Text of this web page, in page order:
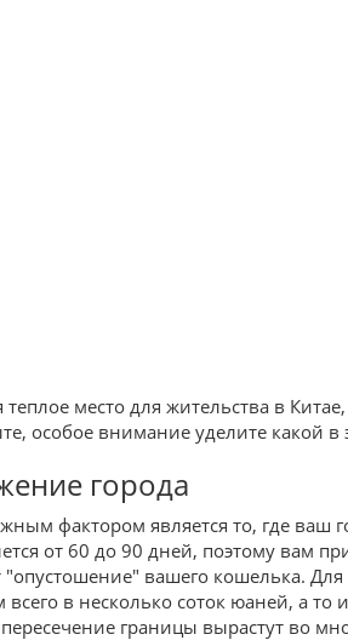
место для жительства в
особое внимание уделите какой в
города
фактором является то, где ваш
от 60 до 90 дней, поэтому вам
"опустошение" вашего кошелька.
всего в несколько соток юаней, а
границы вырастут во